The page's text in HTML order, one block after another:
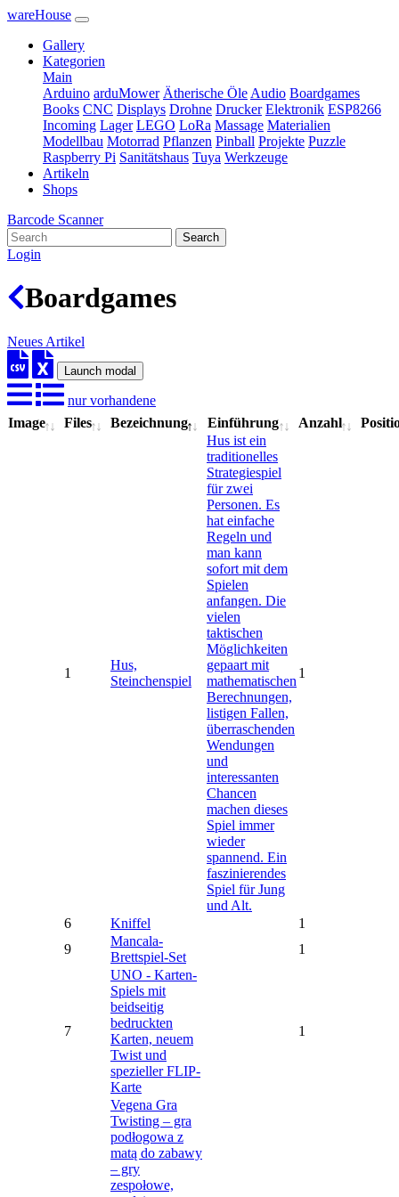
wareHouse
Gallery
Kategorien
Main
Arduino arduMower Ätherische Öle Audio Boardgames
Books CNC Displays Drohne Drucker Elektronik ESP8266
Incoming Lager LEGO LoRa Massage Materialien
Modellbau Motorrad Pflanzen Pinball Projekte Puzzle
Raspberry Pi Sanitätshaus Tuya Werkzeuge
Artikeln
Shops
Barcode Scanner
Search
Login
Boardgames
Neues Artikel
Launch modal
nur vorhandene
Image
Files Bezeichnung Einführung Anzahl
1
Hus,
Steinchenspiel
Hus ist ein
traditionelles
Strategiespiel
für zwei
Personen. Es
hat einfache
Regeln und
man kann
sofort mit dem
Spielen
anfangen. Die
vielen
taktischen
Möglichkeiten
gepaart mit
mathematischen
Berechnungen,
listigen Fallen,
überraschenden
Wendungen
und
interessanten
Chancen
machen dieses
Spiel immer
wieder
spannend. Ein
faszinierendes
Spiel für Jung
und Alt.
1
6 Kniffel
1
9
Mancala-
Brettspiel-Set
1
7
UNO - Karten-
Spiels mit
beidseitig
bedruckten
Karten, neuem
Twist und
spezieller FLIP-
Karte
1
Vegena Gra
Twisting – gra
podłogowa z
matą do zabawy
– gry
zespołowe,